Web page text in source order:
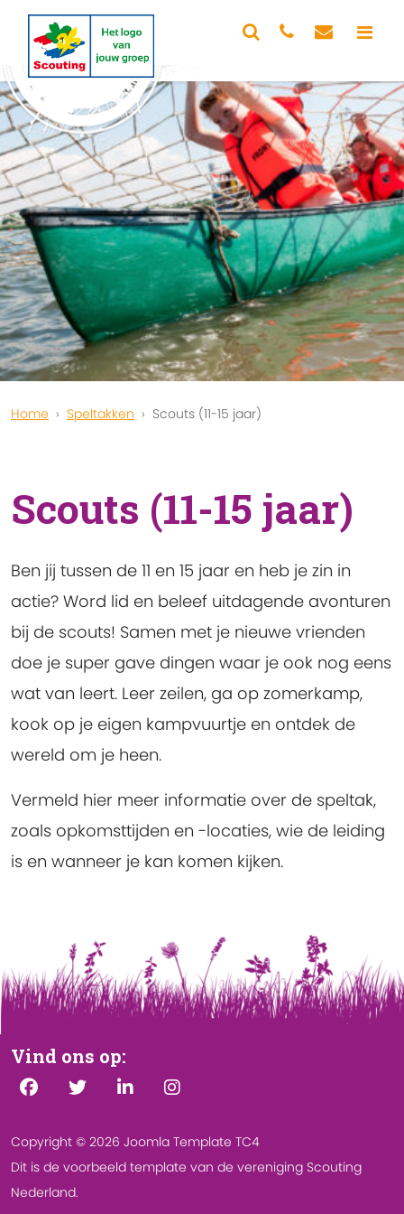
Home Speltakken Scouts (11-15 jaar)
Scouts (11-15 jaar)
Ben jij tussen de 11 en 15 jaar en heb je zin in
actie? Word lid en beleef uitdagende avonturen
bij de scouts! Samen met je nieuwe vrienden
doe je super gave dingen waar je ook nog eens
wat van leert. Leer zeilen, ga op zomerkamp,
kook op je eigen kampvuurtje en ontdek de
wereld om je heen.
Vermeld hier meer informatie over de speltak,
zoals opkomsttijden en -locaties, wie de leiding
is en wanneer je kan komen kijken.
Vind ons op:
Copyright © 2026 Joomla Template TC4
Dit is de voorbeeld template van de vereniging Scouting
Nederland.